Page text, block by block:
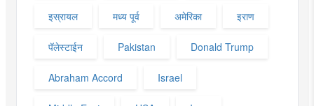
इस्रायल मध्य पूर्व अमेरिका इराण
पॅलेस्टाईन Pakistan Donald Trump
Abraham Accord Israel